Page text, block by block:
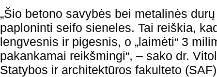
„Šio betono savybės bei metalinės
paploninti seifo sieneles. Tai reiškia,
lengvesnis ir pigesnis, o „laimėti“ 3
pakankamai reikšmingi“, – sako dr.
Statybos ir architektūros fakulteto